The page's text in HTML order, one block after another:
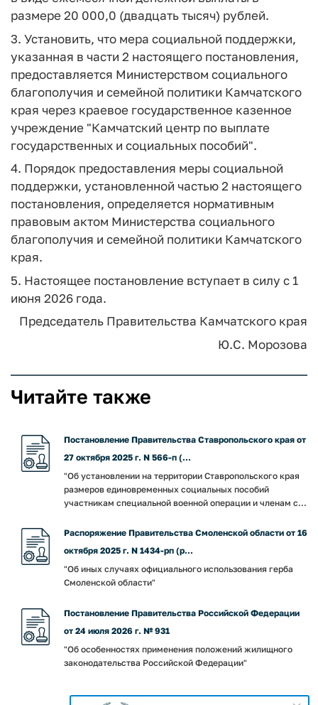
размере 20 000,0 (двадцать тысяч) рублей.
3. Установить, что мера социальной поддержки,
указанная в части 2 настоящего постановления,
предоставляется Министерством социального
благополучия и семейной политики Камчатского
края через краевое государственное казенное
учреждение "Камчатский центр по выплате
государственных и социальных пособий".
4. Порядок предоставления меры социальной
поддержки, установленной частью 2 настоящего
постановления, определяется нормативным
правовым актом Министерства социального
благополучия и семейной политики Камчатского
края.
5. Настоящее постановление вступает в силу с 1
июня 2026 года.
Председатель Правительства Камчатского края
Ю.С. Морозова
Читайте также
Постановление Правительства Ставропольского края от
27 октября 2025 г. N 566-п (...
"Об установлении на территории Ставропольского края
размеров единовременных социальных пособий
участникам специальной военной операции и членам с...
Распоряжение Правительства Смоленской области от 16
октября 2025 г. N 1434-рп (р...
"Об иных случаях официального использования герба
Смоленской области"
Постановление Правительства Российской Федерации
от 24 июля 2026 г. № 931
"Об особенностях применения положений жилищного
законодательства Российской Федерации"